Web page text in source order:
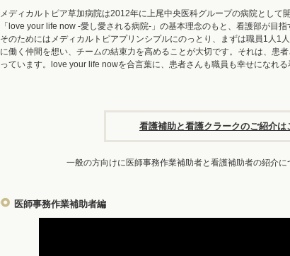
メディカルトピア草加病院は2012年に上尾中央医科グループの病院として開
「love your life now -愛し愛される病院-」の基本理念のもと、看護部が目
そのためにはメディカルトピアプリンシプルにのっとり、まずは職員1人1
に働く仲間を想い、チームの結束力を高めることが大切です。それは、患
っています。love your life nowを合言葉に、患者さんも職員も幸せになれる
看護補助と看護クラークのご紹介は
一般の方向けに医師事務作業補助者と看護補助者の紹介に
医師事務作業補助者編